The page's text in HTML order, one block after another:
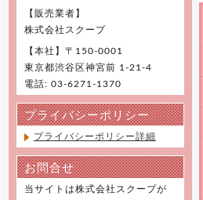
【販売業者】
株式会社スクープ
【本社】〒150-0001
東京都渋谷区神宮前 1-21-4
電話: 03-6271-1370
プライバシーポリシー
プライバシーポリシー詳細
お問合せ
当サイトは株式会社スクープが